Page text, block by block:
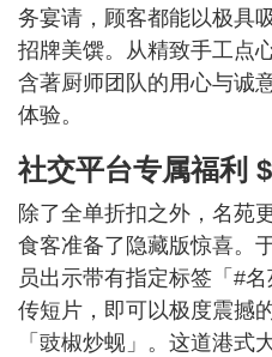
务宴请，顾客都能以极具
招牌美馔。从精致手工点
含著厨师团队的用心与诚
体验。
社交平台专属福利
除了全单折扣之外，名苑
食客准备了隐藏版惊喜。
员出示带有指定标签「#
传短片，即可以极度震撼
「豉椒炒蚬」。这道港式